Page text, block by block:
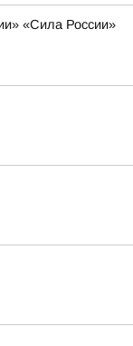
«Сила России»